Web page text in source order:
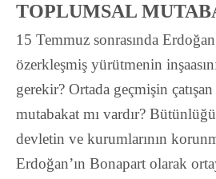
TOPLUMSAL
15 Temmuz sonrasında
özerkleşmiş yürütmenin
gerekir? Ortada geçmişin çatışan
mutabakat mı vardır?
devletin ve kurumlarının
Erdoğan’ın Bonapart olarak